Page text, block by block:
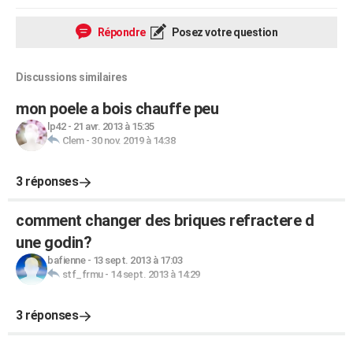
Répondre Posez votre question
Discussions similaires
mon poele a bois chauffe peu
lp42- 21 avr. 2013 à 15:35
Clem- 30 nov. 2019 à 14:38
3 réponses
comment changer des briques refractere d
une godin?
bafienne- 13 sept. 2013 à 17:03
stf_frmu- 14 sept. 2013 à 14:29
3 réponses